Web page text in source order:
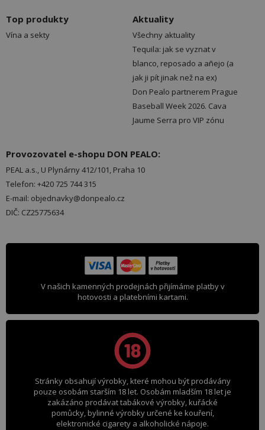
Top produkty
Vína a sekty
Aktuality
Všechny aktuality
Tequila: jak se vyznat v
blanco, reposado a añejo (a
jak ji pít jinak než na ex)
Don Pealo partnerem Prague
Baseball Week 2026. Cava
Jaume Serra pro VIP zónu
Provozovatel e-shopu DON PEALO:
PEAL a.s., U Plynárny 412/101, Praha 10
Telefon: +420 725 744 315
E-mail: objednavky@donpealo.cz
DIČ: CZ25775634
V našich kamenných prodejnách přijímáme platby v
hotovosti a platebními kartami.
Stránky obsahují výrobky, které mohou být prodávány
pouze osobám starším 18 let. Osobám mladším 18 let je
zakázáno prodávat tabákové výrobky, kuřácké
pomůcky, bylinné výrobky určené ke kouření,
elektronické cigarety a alkoholické nápoje.